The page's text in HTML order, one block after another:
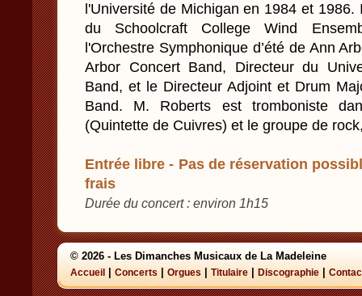
l'Université de Michigan en 1984 et
du Schoolcraft College Wind
l'Orchestre Symphonique d’été de Ann
Arbor Concert Band, Directeur du
Band, et le Directeur Adjoint et Drum
Band. M. Roberts est tromboniste
(Quintette de Cuivres) et le groupe de
Entrée libre - Pas de réservation
frais
Durée du concert : environ 1h15
© 2026 - Les Dimanches Musicaux de La Madeleine
Accueil Concerts Orgues Titulaire Discographie